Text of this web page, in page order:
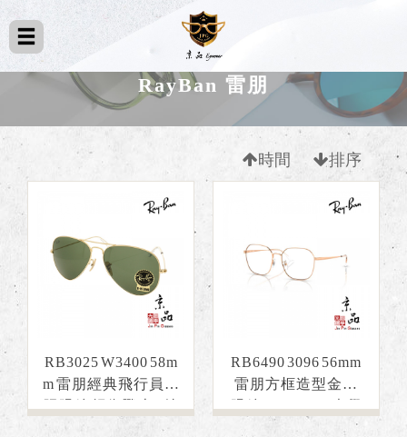
RayBan 雷朋
時間 排序
RB3025 W3400 58m
m 雷朋經典飛行員太
陽眼鏡 捍衛戰士2 特
別紀念款 RAYBAN
RB6490 3096 56mm
雷朋方框造型金屬
眼鏡 RAYBAN光學
眼鏡